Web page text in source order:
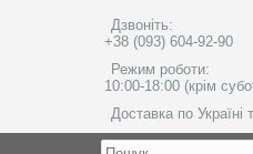
Дзвоніть:
+38 (093) 604-92-90
Режим роботи:
10:00-18:00 (крім
Доставка по Україні